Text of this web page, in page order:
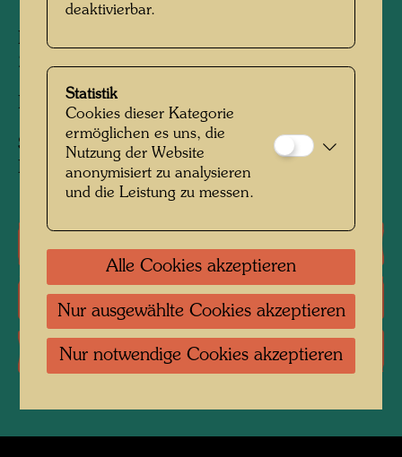
Painted in Vienna, July 30, 1944
290 mm x 400 mm
Bleistift und Aquarell auf Zeichenpapier
Sammlung:
KunstHausWien, Vienna
Literatur: Monographien
Literatur: Ausstellungskataloge
deaktivierbar.
Statistik
Cookies dieser Kategorie
ermöglichen es uns, die
Nutzung der Website
anonymisiert zu analysieren
und die Leistung zu messen.
Alle Cookies akzeptieren
Nur ausgewählte Cookies akzeptieren
Nur notwendige Cookies akzeptieren